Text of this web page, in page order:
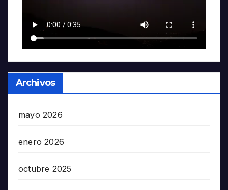
Archivos
mayo 2026
enero 2026
octubre 2025